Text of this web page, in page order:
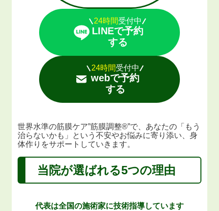
24時間受付中
LINEで予約
する
24時間受付中
webで予約
する
世界水準の筋膜ケア”筋膜調整®️”で、あなたの「もう
治らないかも」という不安やお悩みに寄り添い、身
体作りをサポートしていきます。
当院が選ばれる5つの理由
代表は全国の施術家に技術指導しています